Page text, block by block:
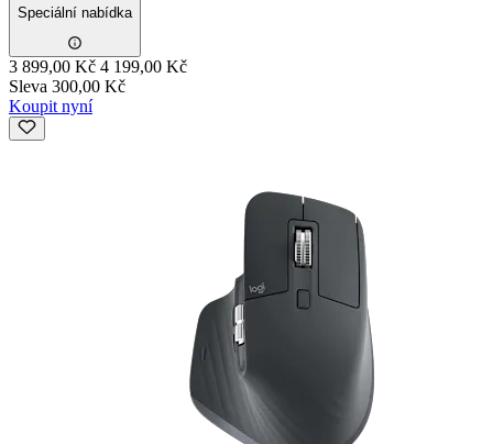
Speciální nabídka
3 899,00 Kč 4 199,00 Kč
Sleva 300,00 Kč
Koupit nyní